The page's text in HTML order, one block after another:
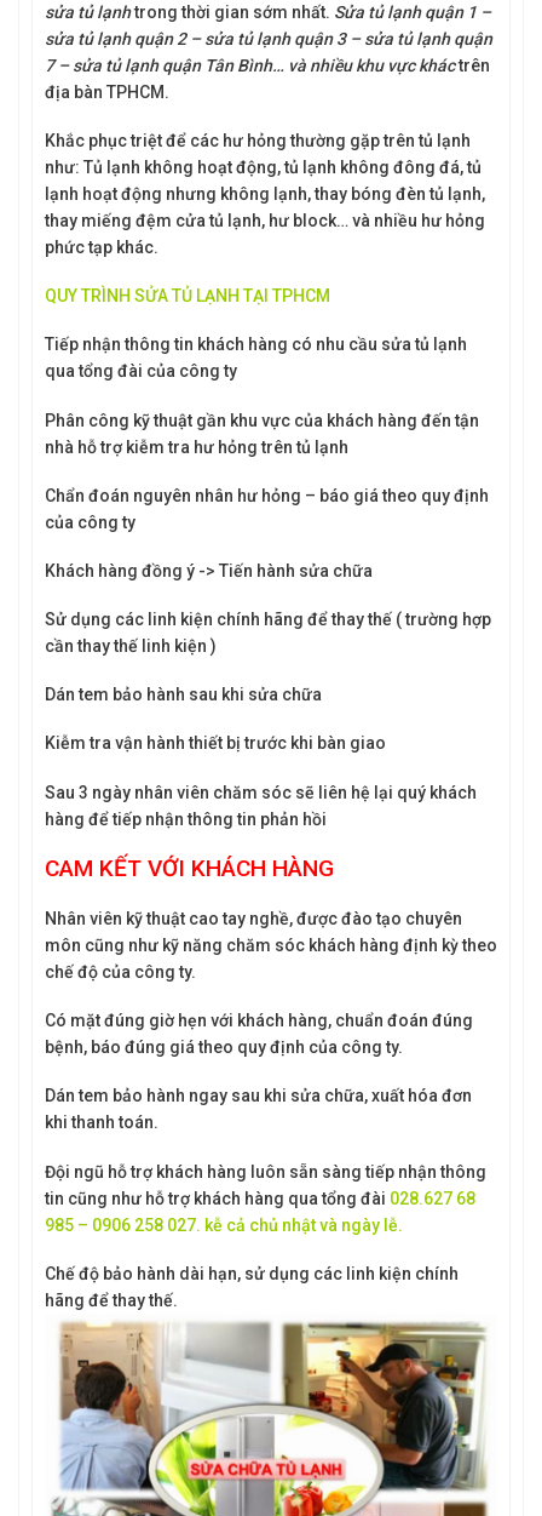
sửa tủ lạnhtrong thời gian sớm nhất. Sửa tủ lạnh quận 1 –
sửa tủ lạnh quận 2 – sửa tủ lạnh quận 3 – sửa tủ lạnh quận
7 – sửa tủ lạnh quận Tân Bình… và nhiều khu vực kháctrên
địa bàn TPHCM.
Khắc phục triệt để các hư hỏng thường gặp trên tủ lạnh
như: Tủ lạnh không hoạt động, tủ lạnh không đông đá, tủ
lạnh hoạt động nhưng không lạnh, thay bóng đèn tủ lạnh,
thay miếng đệm cửa tủ lạnh, hư block… và nhiều hư hỏng
phức tạp khác.
QUY TRÌNH SỬA TỦ LẠNH TẠI TPHCM
Tiếp nhận thông tin khách hàng có nhu cầu sửa tủ lạnh
qua tổng đài của công ty
Phân công kỹ thuật gần khu vực của khách hàng đến tận
nhà hỗ trợ kiễm tra hư hỏng trên tủ lạnh
Chẩn đoán nguyên nhân hư hỏng – báo giá theo quy định
của công ty
Khách hàng đồng ý -> Tiến hành sửa chữa
Sử dụng các linh kiện chính hãng để thay thế ( trường hợp
cần thay thế linh kiện )
Dán tem bảo hành sau khi sửa chữa
Kiễm tra vận hành thiết bị trước khi bàn giao
Sau 3 ngày nhân viên chăm sóc sẽ liên hệ lại quý khách
hàng để tiếp nhận thông tin phản hồi
CAM KẾT VỚI KHÁCH HÀNG
Nhân viên kỹ thuật cao tay nghề, được đào tạo chuyên
môn cũng như kỹ năng chăm sóc khách hàng định kỳ theo
chế độ của công ty.
Có mặt đúng giờ hẹn với khách hàng, chuẩn đoán đúng
bệnh, báo đúng giá theo quy định của công ty.
Dán tem bảo hành ngay sau khi sửa chữa, xuất hóa đơn
khi thanh toán.
Đội ngũ hỗ trợ khách hàng luôn sẵn sàng tiếp nhận thông
tin cũng như hỗ trợ khách hàng qua tổng đài 028.627 68
985 – 0906 258 027. kễ cả chủ nhật và ngày lễ.
Chế độ bảo hành dài hạn, sử dụng các linh kiện chính
hãng để thay thế.